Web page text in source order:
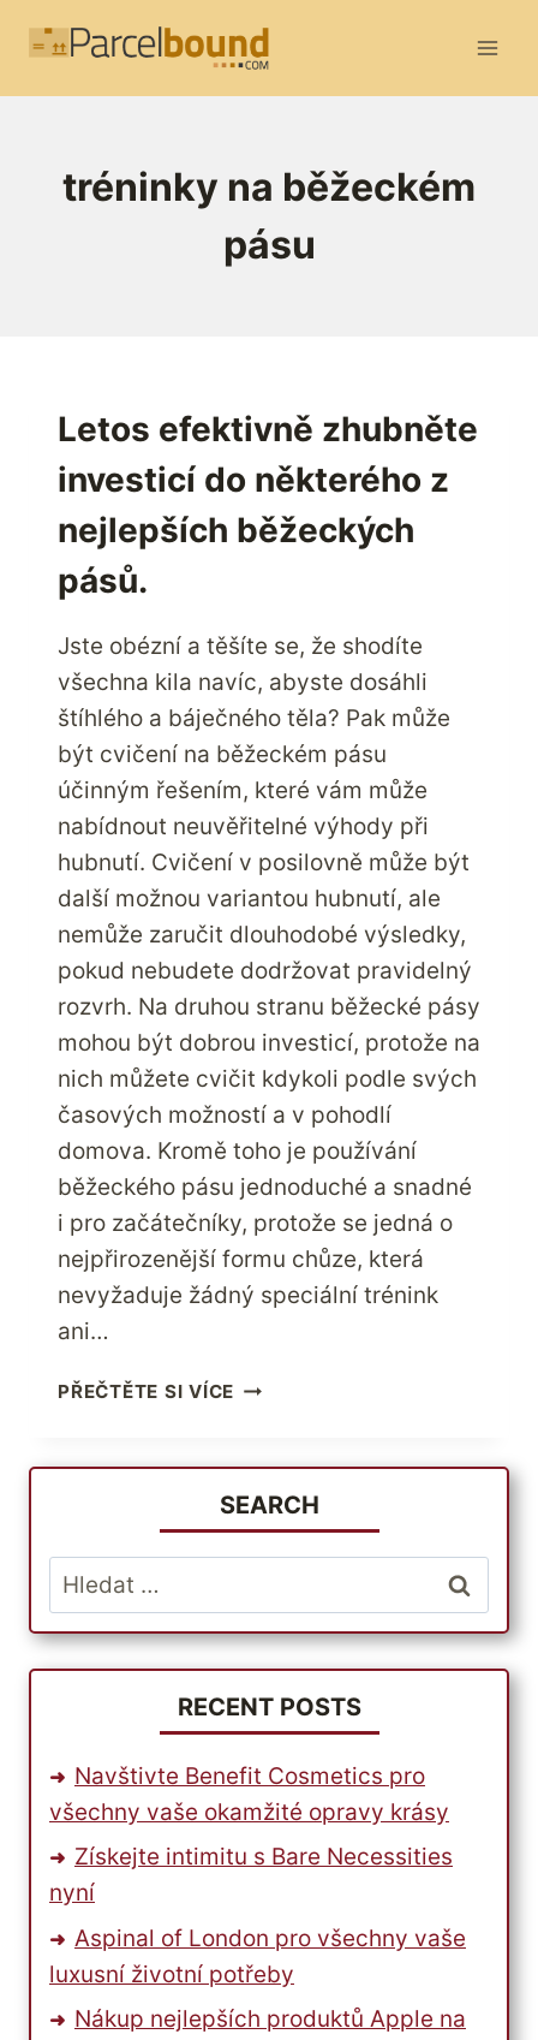
tréninky na běžeckém
pásu
Letos efektivně zhubněte
investicí do některého z
nejlepších běžeckých
pásů.
Jste obézní a těšíte se, že shodíte
všechna kila navíc, abyste dosáhli
štíhlého a báječného těla? Pak může
být cvičení na běžeckém pásu
účinným řešením, které vám může
nabídnout neuvěřitelné výhody při
hubnutí. Cvičení v posilovně může být
další možnou variantou hubnutí, ale
nemůže zaručit dlouhodobé výsledky,
pokud nebudete dodržovat pravidelný
rozvrh. Na druhou stranu běžecké pásy
mohou být dobrou investicí, protože na
nich můžete cvičit kdykoli podle svých
časových možností a v pohodlí
domova. Kromě toho je používání
běžeckého pásu jednoduché a snadné
i pro začátečníky, protože se jedná o
nejpřirozenější formu chůze, která
nevyžaduje žádný speciální trénink
ani…
PŘEČTĚTE SI VÍCE LETOS
INVESTICÍ
DO
NĚKTERÉHO
Z
BĚŽECKÝCH
PÁSŮ.
SEARCH
Vyhledávání
RECENT POSTS
Navštivte Benefit Cosmetics pro
všechny vaše okamžité opravy krásy
Získejte intimitu s Bare Necessities
nyní
Aspinal of London pro všechny vaše
luxusní životní potřeby
Nákup nejlepších produktů Apple na